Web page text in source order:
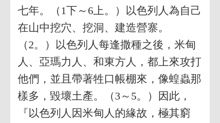
七年。（1下～6上。）以色列人為自己
在山中挖穴、挖洞、建造營寨。
（2。）以色列人每逢撒種之後，米甸
人、亞瑪力人、和東方人，都上來攻打
他們，並且帶著牲口帳棚來，像蝗蟲那
樣多，毀壞土產。（3～5。）因此，
『以色列人因米甸人的緣故，極其窮